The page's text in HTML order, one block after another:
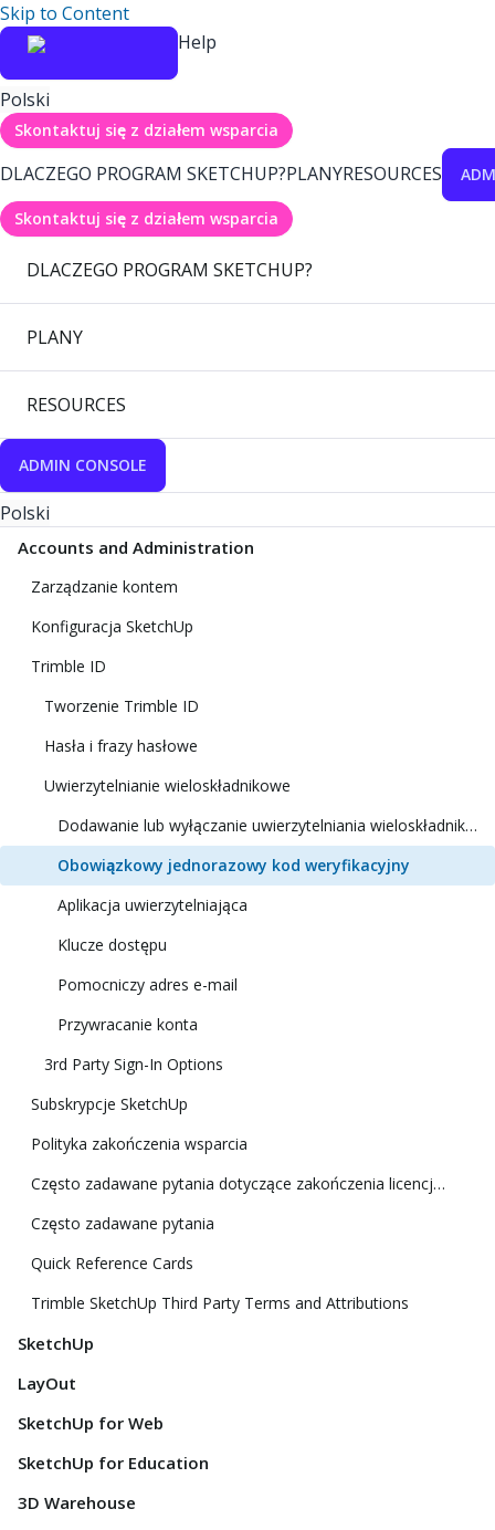
Skip to Content
Help
Polski
Skontaktuj się z działem wsparcia
DLACZEGO PROGRAM SKETCHUP?PLANYRESOURCES
Skontaktuj się z działem wsparcia
DLACZEGO PROGRAM SKETCHUP?
PLANY
RESOURCES
ADMIN CONSOLE
Polski
Accounts and Administration
Zarządzanie kontem
Konfiguracja SketchUp
Trimble ID
Tworzenie Trimble ID
Hasła i frazy hasłowe
Uwierzytelnianie wieloskładnikowe
Dodawanie lub wyłączanie uwierzytelniania wieloskładnikowego
Obowiązkowy jednorazowy kod weryfikacyjny
Aplikacja uwierzytelniająca
Klucze dostępu
Pomocniczy adres e-mail
Przywracanie konta
3rd Party Sign-In Options
Subskrypcje SketchUp
Polityka zakończenia wsparcia
Często zadawane pytania dotyczące zakończenia licencji klasycznej
Często zadawane pytania
Quick Reference Cards
Trimble SketchUp Third Party Terms and Attributions
SketchUp
LayOut
SketchUp for Web
SketchUp for Education
3D Warehouse